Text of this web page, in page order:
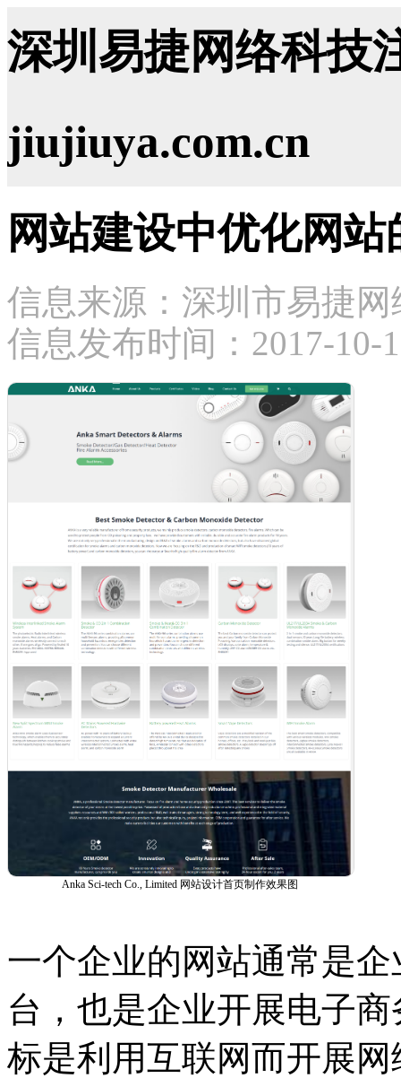
深圳易捷网络科技
jiujiuya.com.cn
网站建设中优化网
信息来源：深圳市易捷
信息发布时间：2017-10-
Anka Sci-tech Co., Limited 网站设计首页制作效果图
一个企业的网站通常是
台，也是企业开展电子
标是利用互联网而开展